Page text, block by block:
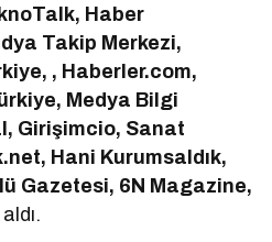
Haber
Takip Merkezi,
, Haberler.com,
Medya Bilgi
Girişimcio, Sanat
Hani Kurumsaldık,
Gazetesi, 6N Magazine,